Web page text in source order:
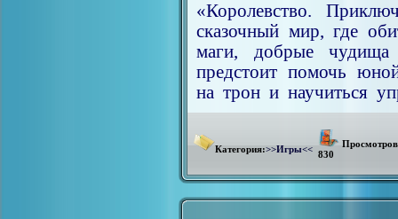
«Королевство.
сказочный мир, где
маги, добрые
предстоит помочь
на трон и научиться
Категория:>>Игры<< 830